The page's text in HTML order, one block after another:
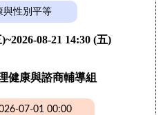
與性別平等
08-21 14:30 (五)
健康與諮商輔導組
07-01 00:00